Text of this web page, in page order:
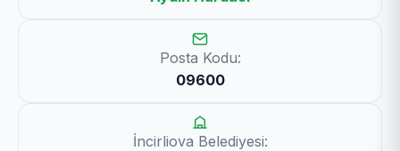
Posta Kodu:
09600
İncirliova Belediyesi: